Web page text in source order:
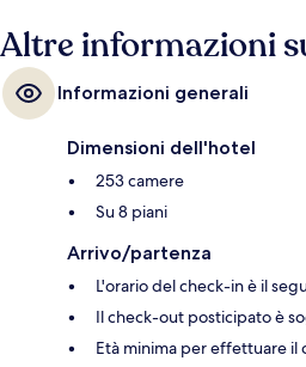
Altre informazioni
Informazioni generali
Dimensioni dell'hotel
253 camere
Su 8 piani
Arrivo/partenza
L'orario del check-in è il
Il check-out posticipato è
Età minima per effettuare il